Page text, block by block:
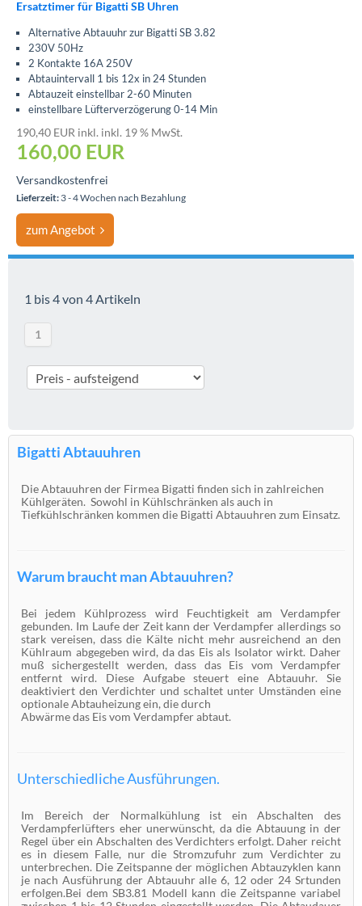
Ersatztimer für Bigatti SB Uhren
Alternative Abtauuhr zur Bigatti SB 3.82
230V 50Hz
2 Kontakte 16A 250V
Abtauintervall 1 bis 12x in 24 Stunden
Abtauzeit einstellbar 2-60 Minuten
einstellbare Lüfterverzögerung 0-14 Min
190,40 EUR inkl. inkl. 19 % MwSt.
160,00 EUR
Versandkostenfrei
Lieferzeit: 3 - 4 Wochen nach Bezahlung
zum Angebot
1 bis 4 von 4 Artikeln
1
Bigatti Abtauuhren
Die Abtauuhren der Firmea Bigatti finden sich in zahlreichen
Kühlgeräten. Sowohl in Kühlschränken als auch in
Tiefkühlschränken kommen die Bigatti Abtauuhren zum Einsatz.
Warum braucht man Abtauuhren?
Bei jedem Kühlprozess wird Feuchtigkeit am Verdampfer
gebunden. Im Laufe der Zeit kann der Verdampfer allerdings so
stark vereisen, dass die Kälte nicht mehr ausreichend an den
Kühlraum abgegeben wird, da das Eis als Isolator wirkt. Daher
muß sichergestellt werden, dass das Eis vom Verdampfer
entfernt wird. Diese Aufgabe steuert eine Abtauuhr. Sie
deaktiviert den Verdichter und schaltet unter Umständen eine
optionale Abtauheizung ein, die durch
Abwärme das Eis vom Verdampfer abtaut.
Unterschiedliche Ausführungen.
Im Bereich der Normalkühlung ist ein Abschalten des
Verdampferlüfters eher unerwünscht, da die Abtauung in der
Regel über ein Abschalten des Verdichters erfolgt. Daher reicht
es in diesem Falle, nur die Stromzufuhr zum Verdichter zu
unterbrechen. Die Zeitspanne der möglichen Abtauzyklen kann
je nach Ausführung der Abtauuhr alle 6, 12 oder 24 Srtunden
erfolgen.Bei dem SB3.81 Modell kann die Zeitspanne variabel